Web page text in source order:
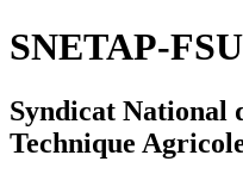
SNETAP-FSU
Syndicat National
Technique